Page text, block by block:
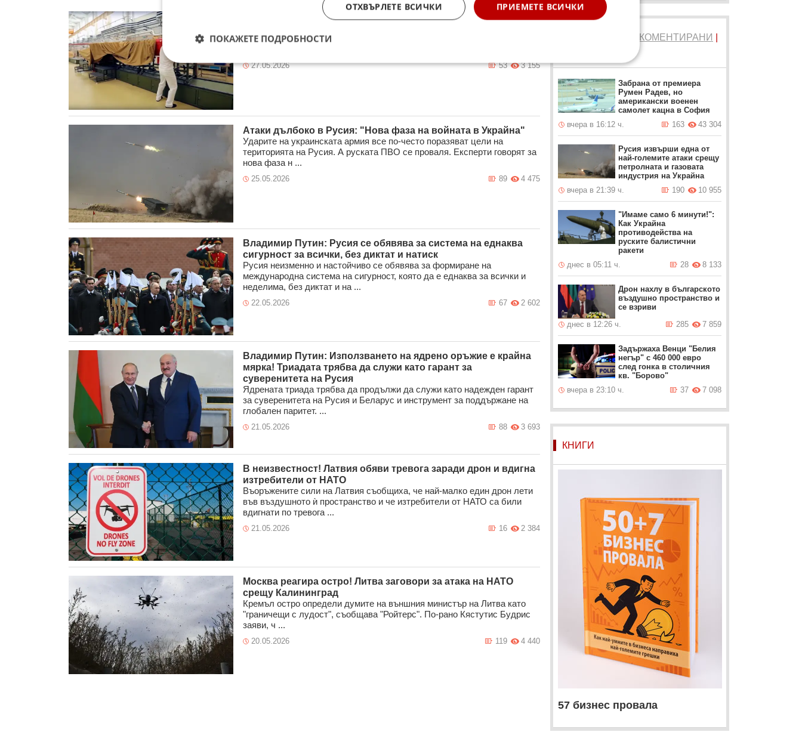
"Системни удари върху Киев": какво планира Москва?
нивото на заплаха не се е променило. Част от психологическата война
27.05.2026 3 155
53
Атаки дълбоко в Русия: "Нова фаза на войната в Украйна"
Ударите на украинската армия все по-често поразяват цели на
територията на Русия. А руската ПВО се проваля. Експерти говорят за
нова фаза н ...
25.05.2026 4 475
89
Владимир Путин: Русия се обявява за система на еднаква
сигурност за всички, без диктат и натиск
Русия неизменно и настойчиво се обявява за формиране на
международна система на сигурност, която да е еднаква за всички и
неделима, без диктат и на ...
22.05.2026 2 602
67
Владимир Путин: Използването на ядрено оръжие е крайна
мярка! Триадата трябва да служи като гарант за
суверенитета на Русия
Ядрената триада трябва да продължи да служи като надежден гарант
за суверенитета на Русия и Беларус и инструмент за поддържане на
глобален паритет. ...
21.05.2026 3 693
88
В неизвестност! Латвия обяви тревога заради дрон и вдигна
изтребители от НАТО
Въоръжените сили на Латвия съобщиха, че най-малко един дрон лети
във въздушното ѝ пространство и че изтребители от НАТО са били
вдигнати по тревога ...
21.05.2026 2 384
16
Москва реагира остро! Литва заговори за атака на НАТО
срещу Калининград
Кремъл остро определи думите на външния министър на Литва като
"граничещи с лудост", съобщава "Ройтерс". По-рано Кястутис Будрис
заяви, ч ...
20.05.2026 4 440
119
КОМЕНТИРАНИ
Забрана от премиера
Румен Радев, но
американски военен
самолет кацна в София
вчера в 16:12 ч.
43 304
163
Русия извърши една от
най-големите атаки срещу
петролната и газовата
индустрия на Украйна
вчера в 21:39 ч.
10 955
190
"Имаме само 6 минути!":
Как Украйна
противодейства на
руските балистични
ракети
днес в 05:11 ч.
8 133
28
Дрон нахлу в българското
въздушно пространство и
се взриви
днес в 12:26 ч.
7 859
285
Задържаха Венци "Белия
негър" с 460 000 евро
след гонка в столичния
кв. "Борово"
вчера в 23:10 ч.
7 098
37
КНИГИ
57 бизнес провала
ПРИЕМЕТЕ ВСИЧКИ
ОТХВЪРЛЕТЕ ВСИЧКИ
ПОКАЖЕТЕ ПОДРОБНОСТИ